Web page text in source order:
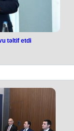
xidmətə görə”
imzalayıb.
Arxiv İdarəsinin rəisi,
Rəsulov bu gün 70
təltif etdi